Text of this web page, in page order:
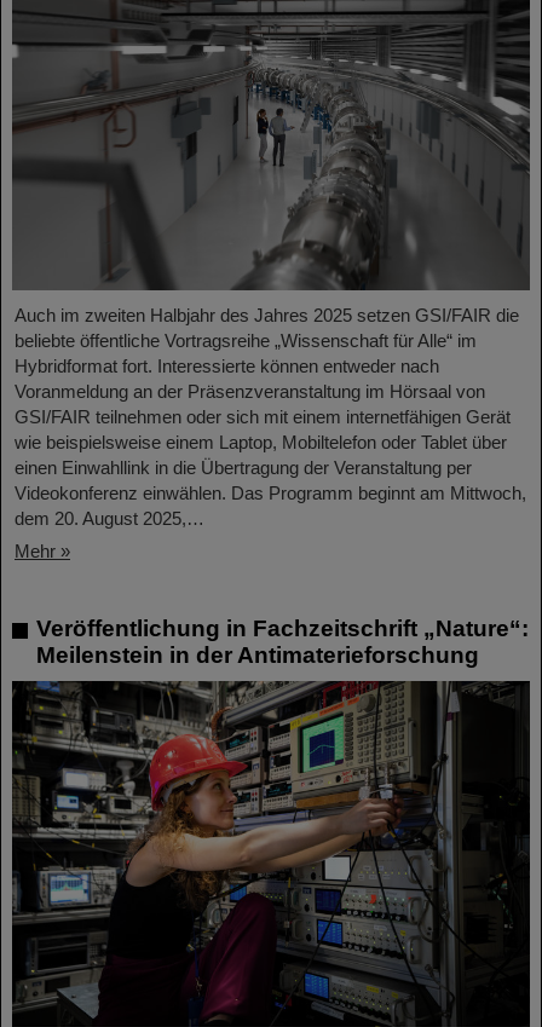
Auch im zweiten Halbjahr des Jahres 2025 setzen GSI/FAIR die
beliebte öffentliche Vortragsreihe „Wissenschaft für Alle“ im
Hybridformat fort. Interessierte können entweder nach
Voranmeldung an der Präsenzveranstaltung im Hörsaal von
GSI/FAIR teilnehmen oder sich mit einem internetfähigen Gerät
wie beispielsweise einem Laptop, Mobiltelefon oder Tablet über
einen Einwahllink in die Übertragung der Veranstaltung per
Videokonferenz einwählen. Das Programm beginnt am Mittwoch,
dem 20. August 2025,…
Mehr »
Veröffentlichung in Fachzeitschrift „Nature“:
Meilenstein in der Antimaterieforschung